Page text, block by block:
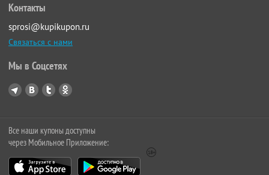
Контакты
sprosi@kupikupon.ru
Связаться с нами
Мы в Соцсетях
Все наши купоны доступны
через Мобильное Приложение: